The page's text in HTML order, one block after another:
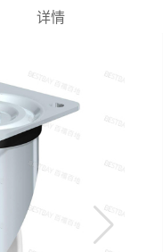
详情